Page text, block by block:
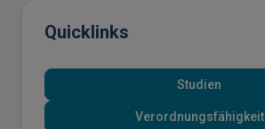
Quicklinks
Studien
Verordnungsfähigkeit